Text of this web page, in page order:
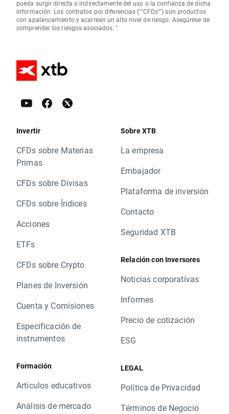
pueda surgir directa o indirectamente del uso o la confianza de dicha
información. Los contratos por diferencias (""CFDs"") son productos
con apalancamiento y acarrean un alto nivel de riesgo. Asegúrese de
comprender los riesgos asociados. "
Invertir
CFDs sobre Materias
Primas
CFDs sobre Divisas
CFDs sobre Índices
Acciones
ETFs
CFDs sobre Crypto
Planes de Inversión
Cuenta y Comisiones
Especificación de
instrumentos
Formación
Artículos educativos
Análisis de mercado
Sobre XTB
La empresa
Embajador
Plataforma de inversión
Contacto
Seguridad XTB
Relación con Inversores
Noticias corporativas
Informes
Precio de cotización
ESG
LEGAL
Política de Privacidad
Términos de Negocio